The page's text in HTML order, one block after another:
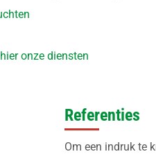
onze diensten
Referenties
Om een indruk te